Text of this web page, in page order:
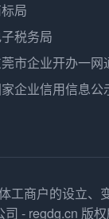
局
税务局
市企业开办一网
企业信用信息公
商户的设立、
- regdg.cn 版